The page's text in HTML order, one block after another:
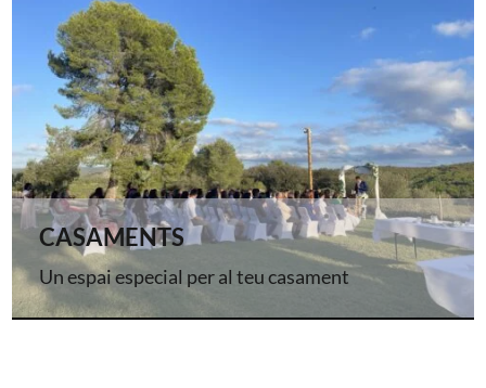
CASAMENTS
Un espai especial per al teu casament